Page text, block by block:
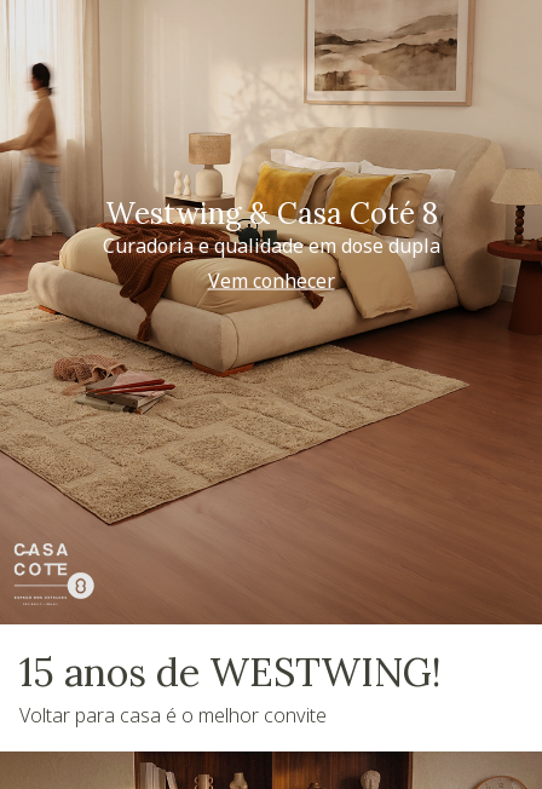
Westwing & Casa Coté 8
Curadoria e qualidade em dose dupla
Vem conhecer
15 anos de WESTWING!
Voltar para casa é o melhor convite